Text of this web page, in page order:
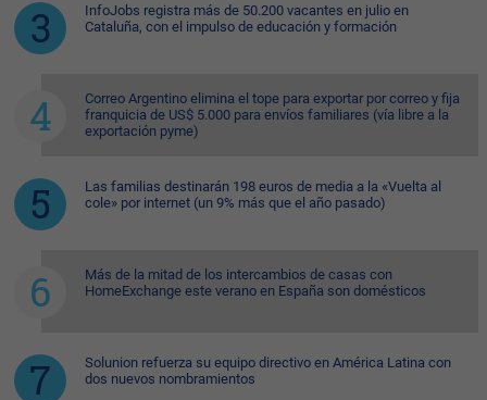
InfoJobs registra más de 50.200 vacantes en julio en
Cataluña, con el impulso de educación y formación
Correo Argentino elimina el tope para exportar por correo y fija
franquicia de US$ 5.000 para envíos familiares (vía libre a la
exportación pyme)
Las familias destinarán 198 euros de media a la «Vuelta al
cole» por internet (un 9% más que el año pasado)
Más de la mitad de los intercambios de casas con
HomeExchange este verano en España son domésticos
Solunion refuerza su equipo directivo en América Latina con
dos nuevos nombramientos